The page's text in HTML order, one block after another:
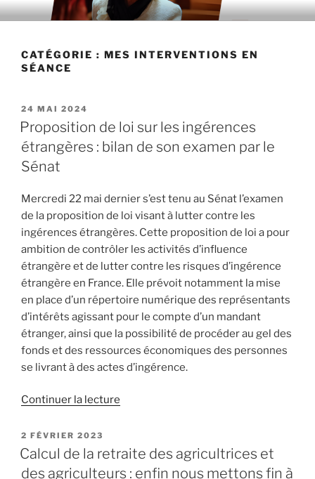
Aller
au
principal
CATÉGORIE : MES INTERVENTIONS EN
SÉANCE
PUBLIÉ
LE
24 MAI 2024
Proposition de loi sur les ingérences
étrangères : bilan de son examen par le
Sénat
Mercredi 22 mai dernier s’est tenu au Sénat l’examen
de la proposition de loi visant à lutter contre les
ingérences étrangères. Cette proposition de loi a pour
ambition de contrôler les activités d’influence
étrangère et de lutter contre les risques d’ingérence
étrangère en France. Elle prévoit notamment la mise
en place d’un répertoire numérique des représentants
d’intérêts agissant pour le compte d’un mandant
étranger, ainsi que la possibilité de procéder au gel des
fonds et des ressources économiques des personnes
se livrant à des actes d’ingérence.
Continuer la lecture
loi
PUBLIÉ
LE
2 FÉVRIER 2023
Calcul de la retraite des agricultrices et
des agriculteurs : enfin nous mettons fin à